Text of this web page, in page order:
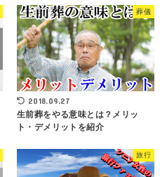
葬儀
2018.09.27
生前葬をやる意味とは？メリッ
ト・デメリットを紹介
旅行